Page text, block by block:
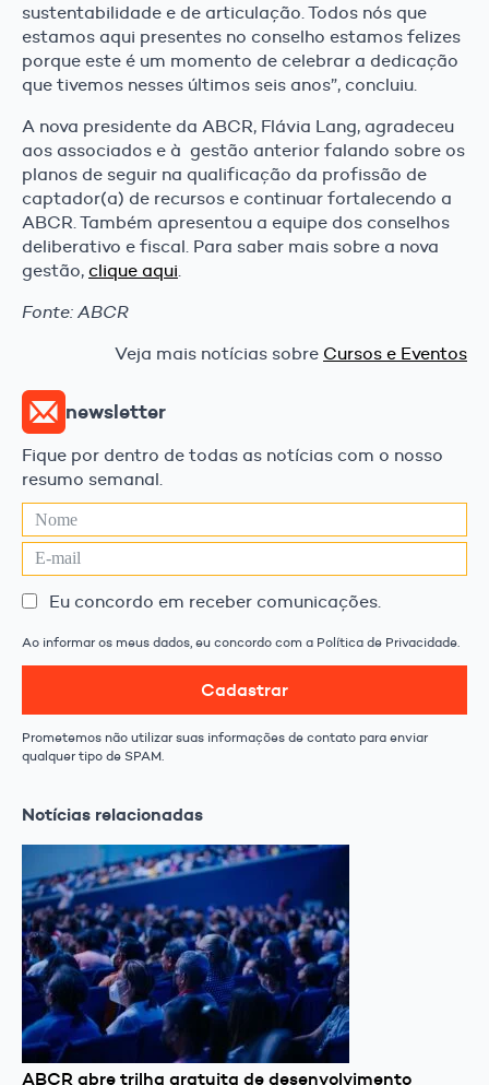
sustentabilidade e de articulação. Todos nós que
estamos aqui presentes no conselho estamos felizes
porque este é um momento de celebrar a dedicação
que tivemos nesses últimos seis anos”, concluiu.
A nova presidente da ABCR, Flávia Lang, agradeceu
aos associados e à gestão anterior falando sobre os
planos de seguir na qualificação da profissão de
captador(a) de recursos e continuar fortalecendo a
ABCR. Também apresentou a equipe dos conselhos
deliberativo e fiscal. Para saber mais sobre a nova
gestão, clique aqui.
Fonte: ABCR
Veja mais notícias sobre Cursos e Eventos
newsletter
Fique por dentro de todas as notícias com o nosso
resumo semanal.
Eu concordo em receber comunicações.
Ao informar os meus dados, eu concordo com a Política de Privacidade.
Cadastrar
Prometemos não utilizar suas informações de contato para enviar
qualquer tipo de SPAM.
Notícias relacionadas
ABCR abre trilha gratuita de desenvolvimento